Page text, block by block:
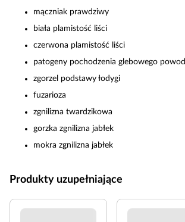
mączniak prawdziwy
biała plamistość liści
czerwona plamistość liści
patogeny pochodzenia glebowego
zgorzel podstawy łodygi
fuzarioza
zgnilizna twardzikowa
gorzka zgnilizna jabłek
mokra zgnilizna jabłek
Produkty uzupełniające